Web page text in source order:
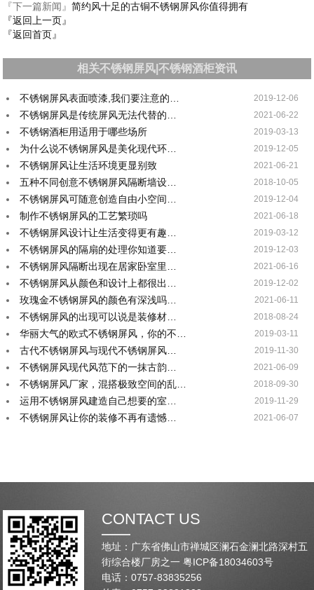
『下一篇新闻』简约风十足的古铜不锈钢屏风你值得拥有
『返回上一页』
『返回首页』
相关不锈钢屏风|不锈钢酒柜资讯
不锈钢屏风表面喷漆,我们要注意的… 2019-12-06
不锈钢屏风是传统屏风无法代替的… 2021-06-22
不锈钢酒柜用适用于哪些场所 2019-03-13
为什么说不锈钢屏风是美化现代环… 2019-12-05
不锈钢屏风让生活环境更显别致 2021-06-21
五种不同创意不锈钢屏风隔断墙设… 2018-10-05
不锈钢屏风可随意创造自由小空间… 2019-12-04
制作不锈钢屏风的工艺繁琐吗 2021-06-18
不锈钢屏风设计让生活变得更有趣… 2019-03-12
不锈钢屏风的隔扇的处理你知道要… 2019-12-03
不锈钢屏风隔断出现在居家卧室里… 2021-06-16
不锈钢屏风从颜色和设计上都很出… 2019-12-02
玫瑰金不锈钢屏风的颜色有深浅吗… 2021-06-11
不锈钢屏风的出现可以说是装修材… 2018-08-24
华丽大气的欧式不锈钢屏风，你的不… 2019-03-11
古代不锈钢屏风与现代不锈钢屏风… 2019-11-30
不锈钢屏风现代风范下的一抹古韵… 2021-06-09
不锈钢屏风厂家，混搭极致空间的乱… 2018-09-30
运用不锈钢屏风建造自己想要的室… 2019-11-29
不锈钢屏风让你的装修不再有遗憾… 2021-06-07
CONTACT US
地址：广东省佛山市禅城区澜石金澜北路深村五
街综合楼厂房之一 粤ICP备18034603号
电话：0757-83835256